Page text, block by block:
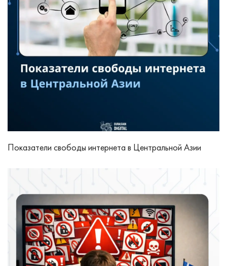
Показатели свободы интернета в Центральной Азии